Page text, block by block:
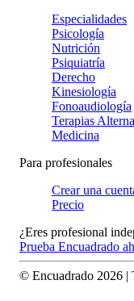
Especialidades
Psicología
Nutrición
Psiquiatría
Derecho
Kinesiología
Fonoaudiología
Terapias
Medicina
Para profesionales
Crear una
Precio
¿Eres profesional
Prueba Encuadrado
© Encuadrado 2026 |